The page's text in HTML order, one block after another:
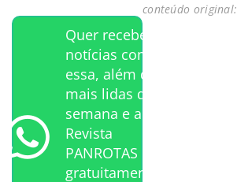
conteúdo original:
Quer receber
notícias como
essa, além das
mais lidas da
semana e a
Revista
PANROTAS
gratuitamente?